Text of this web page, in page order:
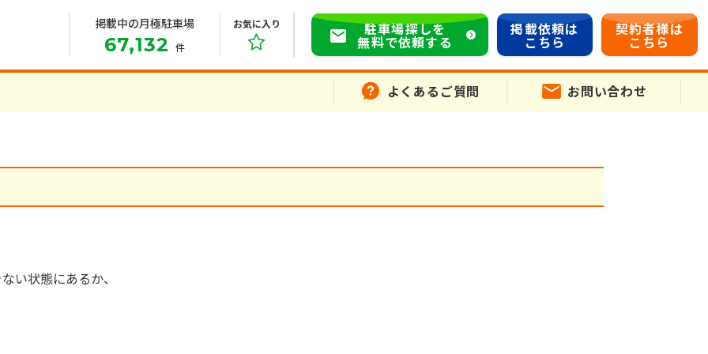
掲載中の月極駐車場
67,132 件
お気に入り 駐車場探しを
無料で依頼する
掲載依頼は
こちら
契約者様は
こちら
よくあるご質問 お問い合わせ
い状態にあるか、